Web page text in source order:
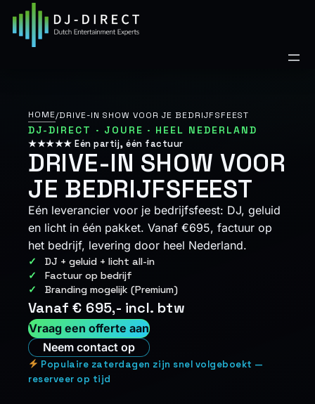
naar
HOME/DRIVE-IN SHOW VOOR JE BEDRIJFSFEEST
DJ-DIRECT · JOURE · HEEL NEDERLAND
★★★★★ Eén partij, één factuur
DRIVE-IN SHOW VOOR
JE BEDRIJFSFEEST
Eén leverancier voor je bedrijfsfeest: DJ, geluid
en licht in één pakket. Vanaf €695, factuur op
het bedrijf, levering door heel Nederland.
DJ + geluid + licht all-in
Factuur op bedrijf
Branding mogelijk (Premium)
Vanaf € 695,- incl. btw
Vraag een offerte aan
Neem contact op
Populaire zaterdagen zijn snel volgeboekt —
reserveer op tijd